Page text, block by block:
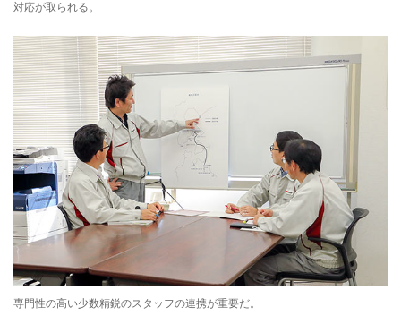
対応が取られる。
専門性の高い少数精鋭のスタッフの連携が重要だ。